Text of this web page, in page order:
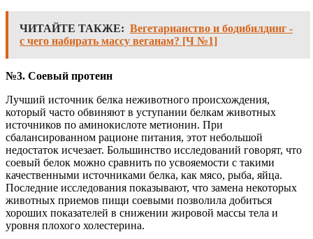
ЧИТАЙТЕ ТАКЖЕ: Вегетарианство и бодибилдинг -
с чего набирать массу веганам? [Ч №1]
№3. Соевый протеин
Лучший источник белка неживотного происхождения,
который часто обвиняют в уступании белкам животных
источников по аминокислоте метионин. При
сбалансированном рационе питания, этот небольшой
недостаток исчезает. Большинство исследований говорят, что
соевый белок можно сравнить по усвояемости с такими
качественными источниками белка, как мясо, рыба, яйца.
Последние исследования показывают, что замена некоторых
животных приемов пищи соевыми позволила добиться
хороших показателей в снижении жировой массы тела и
уровня плохого холестерина.